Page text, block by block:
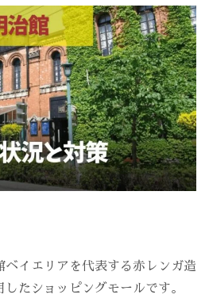
ベイエリアを代表する赤レンガ造
たショッピングモールです。